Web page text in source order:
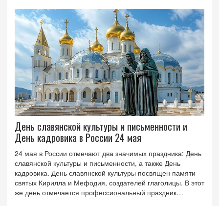
День славянской культуры и письменности и
День кадровика в России 24 мая
24 мая в России отмечают два значимых праздника: День
славянской культуры и письменности, а также День
кадровика. День славянской культуры посвящен памяти
святых Кирилла и Мефодия, создателей глаголицы. В этот
же день отмечается профессиональный праздник